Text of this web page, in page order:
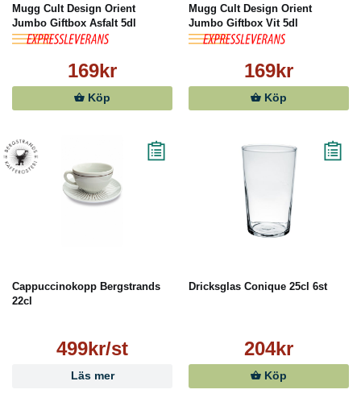
Mugg Cult Design Orient
Jumbo Giftbox Asfalt 5dl
169kr
Köp
Mugg Cult Design Orient
Jumbo Giftbox Vit 5dl
169kr
Köp
Cappuccinokopp Bergstrands
22cl
499kr/st
Läs mer
Dricksglas Conique 25cl 6st
204kr
Köp